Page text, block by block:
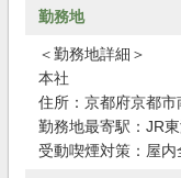
勤務地
＜勤務地詳細＞
本社
住所：京都府京都
勤務地最寄駅：JR
受動喫煙対策：屋内